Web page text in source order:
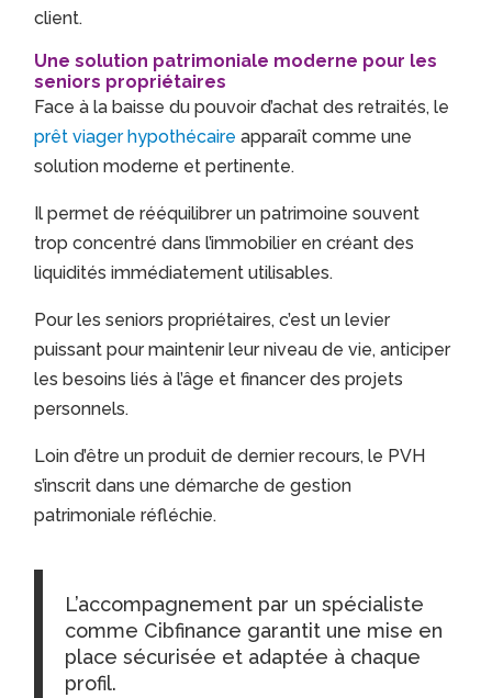
client.
Une solution patrimoniale moderne pour les
seniors propriétaires
Face à la baisse du pouvoir d’achat des retraités, le
prêt viager hypothécaire apparaît comme une
solution moderne et pertinente.
Il permet de rééquilibrer un patrimoine souvent
trop concentré dans l’immobilier en créant des
liquidités immédiatement utilisables.
Pour les seniors propriétaires, c’est un levier
puissant pour maintenir leur niveau de vie, anticiper
les besoins liés à l’âge et financer des projets
personnels.
Loin d’être un produit de dernier recours, le PVH
s’inscrit dans une démarche de gestion
patrimoniale réfléchie.
L’accompagnement par un spécialiste
comme Cibfinance garantit une mise en
place sécurisée et adaptée à chaque
profil.